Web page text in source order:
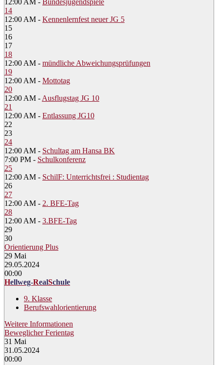
12:00 AM - Bundesjugendspiele
14
12:00 AM - Kennenlernfest neuer JG 5
15
16
17
18
12:00 AM - mündliche Abweichungsprüfungen
19
12:00 AM - Mottotag
20
12:00 AM -Ausflugstag JG 10
21
12:00 AM - Entlassung JG10
22
23
24
12:00 AM - Schultag am Hansa BK
7:00 PM - Schulkonferenz
25
12:00 AM - SchilF: Unterrichtsfrei : Studientag
26
27
12:00 AM - 2. BFE-Tag
28
12:00 AM - 3.BFE-Tag
29
30
Orientierung Plus
29 Mai
29.05.2024
00:00
Hellweg-RealSchule
9. Klasse
Berufswahlorientierung
Weitere Informationen
Beweglicher Ferientag
31 Mai
31.05.2024
00:00